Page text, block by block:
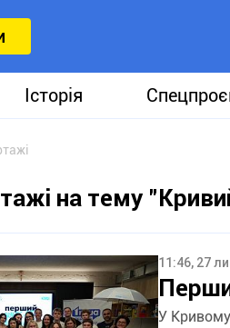
Історія
на тему
11:46, 27
У